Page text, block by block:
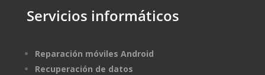
Servicios informáticos
Reparación móviles Android
Recuperación de datos